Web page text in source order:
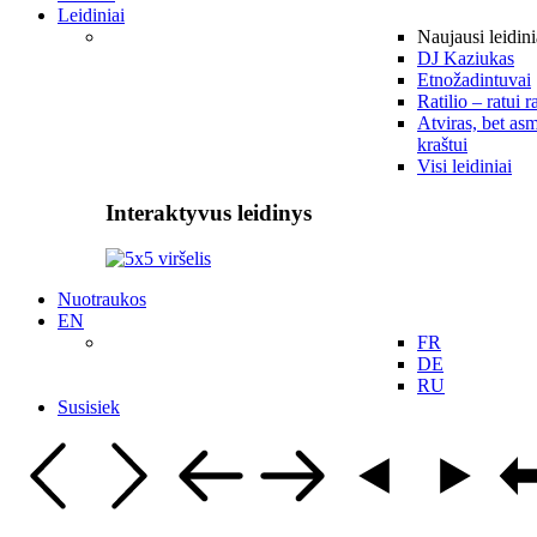
Leidiniai
Naujausi
DJ Kaziukas
Etnožadintuvai
Ratilio – ratui
Atviras, bet
kraštui
Visi leidiniai
Interaktyvus leidinys
Nuotraukos
EN
FR
DE
RU
Susisiek